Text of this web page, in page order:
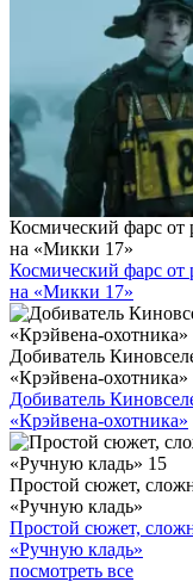
Космический фарс от
на «Микки 17»
Космический фарс от
на «Микки 17»
Добиватель
«Крэйвена-охотника»
Добиватель
«Крэйвена-охотника»
Простой сюжет,
«Ручную кладь»
Простой сюжет,
«Ручную кладь»
посмотреть все